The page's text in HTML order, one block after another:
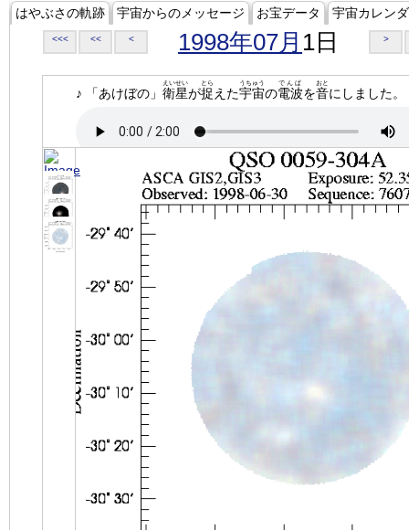
はやぶさの軌跡 宇宙からのメッセージ お宝データ 宇宙カレン
<<< << < 1998年07月 1日 >
♪ 「あけぼの」 衛星
えいせい
が捉
とら
えた宇宙
うちゅう
の電波
でんぱ
を音
おと
にしました。